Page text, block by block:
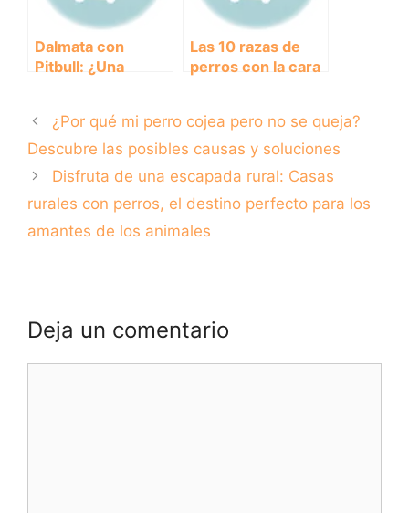
Dalmata con
Pitbull: ¿Una
amistad posible?
Las 10 razas de
perros con la cara
sonrisa.
¿Por qué mi perro cojea pero no se queja?
Descubre las posibles causas y soluciones
Disfruta de una escapada rural: Casas
rurales con perros, el destino perfecto para los
amantes de los animales
Deja un comentario